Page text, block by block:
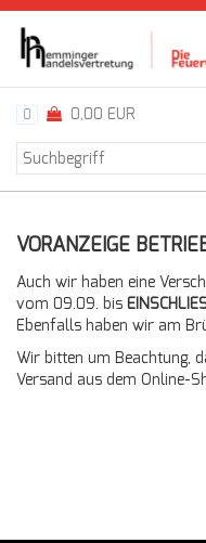
0 0,00 EUR
VORANZEIGE
Auch wir haben eine
vom 09.09. bis
Ebenfalls haben wir am
Wir bitten um Beachtung,
Versand aus dem Online-